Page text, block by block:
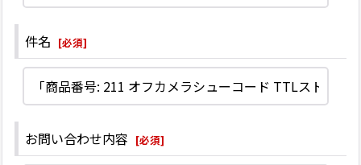
件名 [必須]
お問い合わせ内容 [必須]